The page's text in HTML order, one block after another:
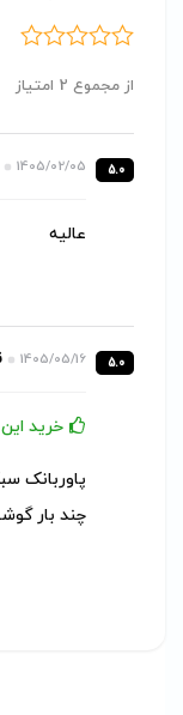
از مجموع 2 امتیاز
5.0
1405/02/05
عالیه
5.0
1405/05/16
خرید
پاوربانک
چند بار